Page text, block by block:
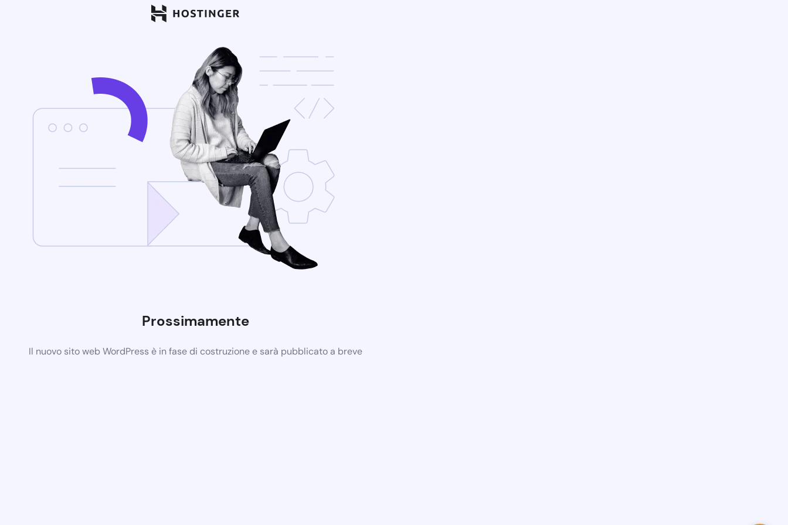
Prossimamente
Il nuovo sito web WordPress è in fase di costruzione e sarà pubblicato a breve